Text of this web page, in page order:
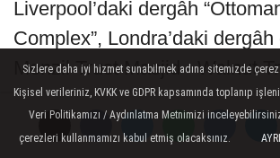
Liverpool’daki dergâh
Complex”, Londra’daki dergâh
Menzil Trust Masjid - Walnut
adıyla faaliyet yürütüyor. Bu
binalarının tapusu, Abdulbaki
Sizlere daha iyi hizmet sunabilmek adına sitemizde çerez
Kişisel verileriniz, KVKK ve GDPR kapsamında toplanıp
Veri Politikamızı / Aydınlatma Metnimizi
çerezleri kullanmamızı kabul etmiş olacaksınız.